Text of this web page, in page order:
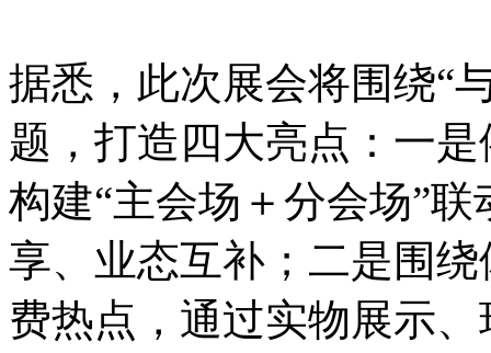
据悉，此次展会将围绕“
题，打造四大亮点：一
构建“主会场＋分会场”
享、业态互补；二是围
费热点，通过实物展示